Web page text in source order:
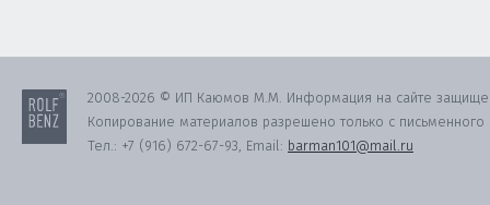
2008-2026 © ИП Каюмов М.М. Информация на сайте
Копирование материалов разрешено только с письменного
Тел.: +7 (916) 672-67-93, Email: barman101@mail.ru